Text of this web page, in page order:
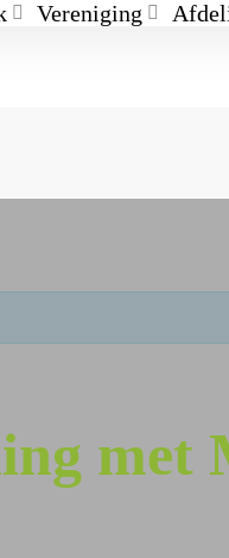
Vereniging
met